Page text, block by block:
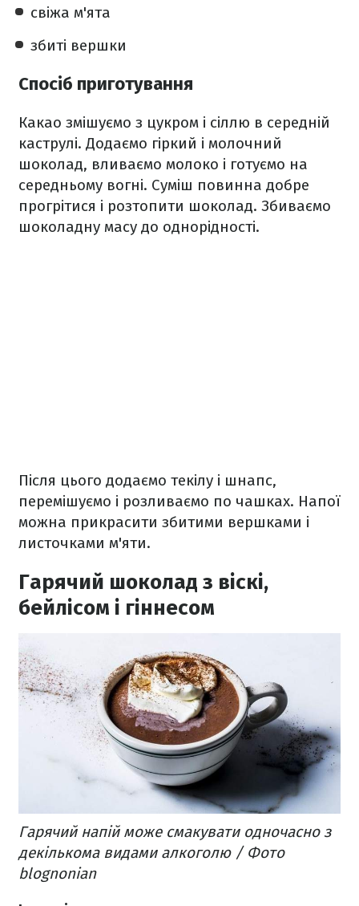
свіжа м'ята
збиті вершки
Спосіб приготування
Какао змішуємо з цукром і сіллю в середній
каструлі. Додаємо гіркий і молочний
шоколад, вливаємо молоко і готуємо на
середньому вогні. Суміш повинна добре
прогрітися і розтопити шоколад. Збиваємо
шоколадну масу до однорідності.
Після цього додаємо текілу і шнапс,
перемішуємо і розливаємо по чашках. Напої
можна прикрасити збитими вершками і
листочками м'яти.
Гарячий шоколад з віскі,
бейлісом і гіннесом
Гарячий напій може смакувати одночасно з
декількома видами алкоголю / Фото
blognonian